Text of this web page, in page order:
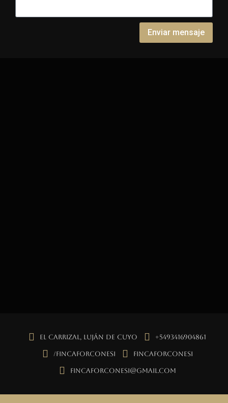
Enviar mensaje
El Carrizal, Luján de Cuyo +5493416904861
/fincaforconesi fincaforconesi
fincaforconesi@gmail.com